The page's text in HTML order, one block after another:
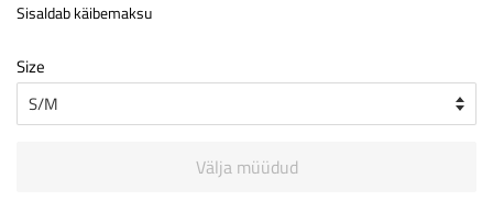
Sisaldab käibemaksu
Size
Välja müüdud